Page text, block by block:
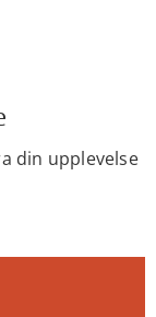
din upplevelse